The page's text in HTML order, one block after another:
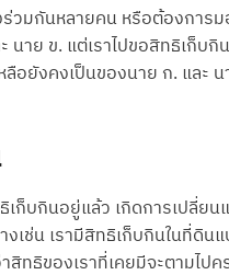
วมกันหลายคน หรือต้องการ
นาย ข. แต่เราไปขอสิทธิเก็
ยังคงเป็นของนาย ก. และ น
เก็บกินอยู่แล้ว เกิดการเปลี่ย
เช่น เรามีสิทธิเก็บกินในที่ดิ
ทธิของเราที่เคยมีจะตามไ